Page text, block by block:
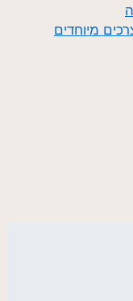
מיוחדים